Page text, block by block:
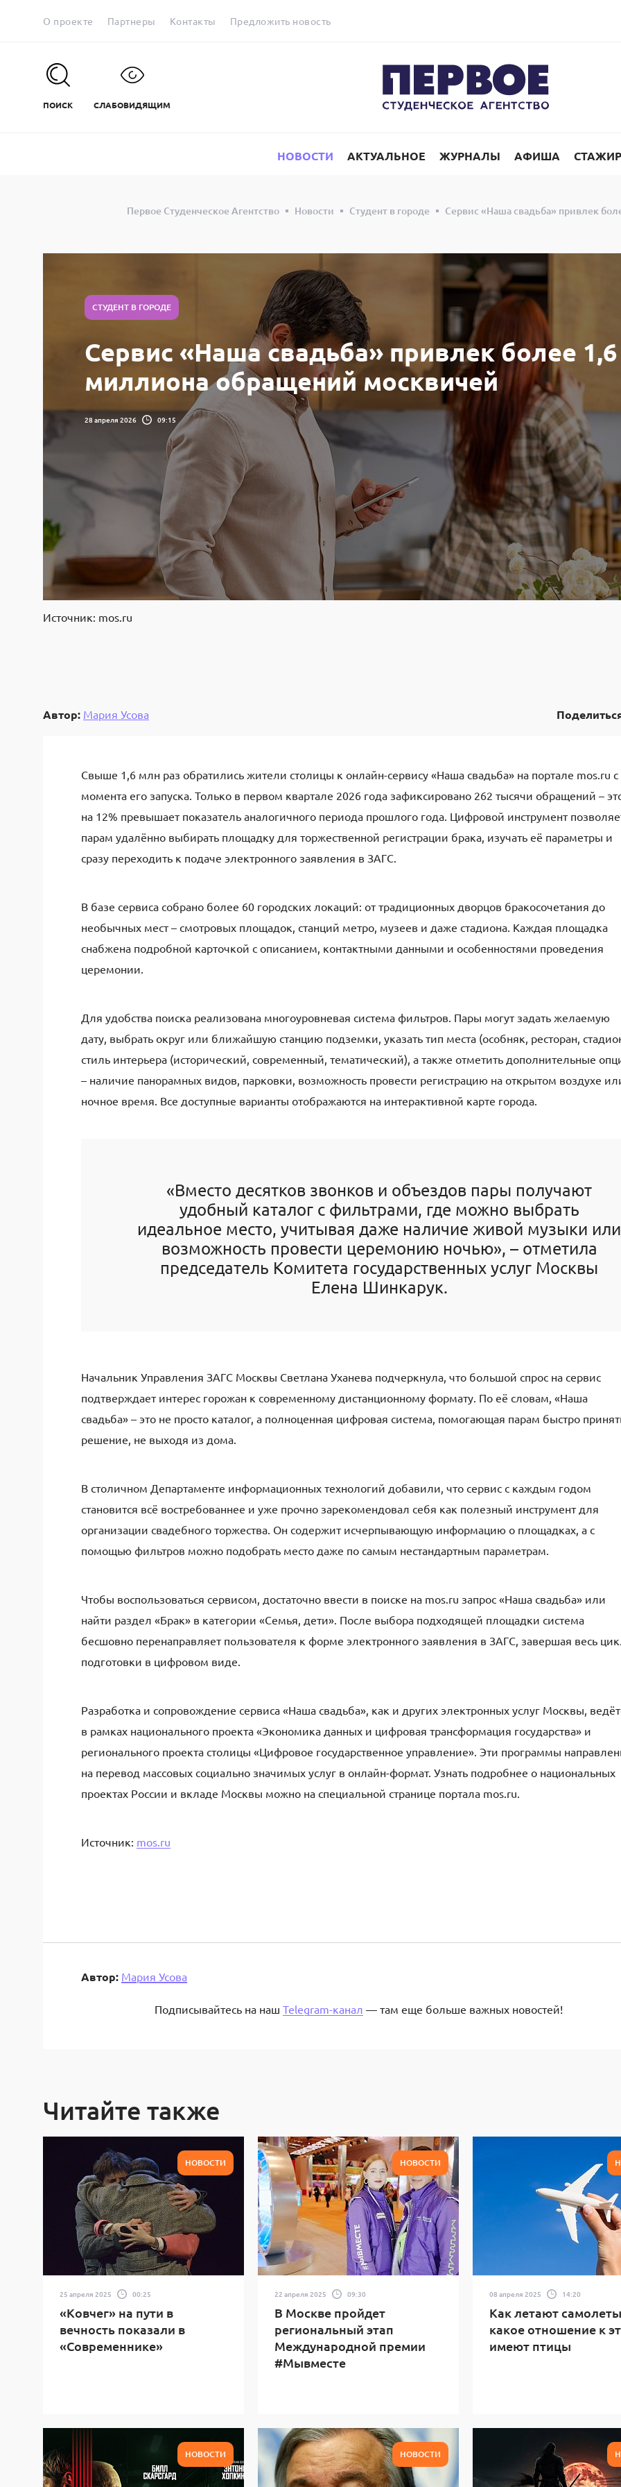
О проекте Партнеры Контакты Предложить новость
ПОИСК СЛАБОВИДЯЩИМ
НОВОСТИ АКТУАЛЬНОЕ ЖУРНАЛЫ АФИША
Первое Студенческое Агентство Новости Студент в городе Сервис «Наша свадьба» привлек
СТУДЕНТ В ГОРОДЕ
Сервис «Наша свадьба» привлек более 1,6
миллиона обращений москвичей
28 апреля 2026 09:15
Источник: mos.ru
Автор: Мария Усова
Свыше 1,6 млн раз обратились жители столицы к онлайн-сервису «Наша свадьба» на портале mos.ru с
момента его запуска. Только в первом квартале 2026 года зафиксировано 262 тысячи обращений –
на 12% превышает показатель аналогичного периода прошлого года. Цифровой инструмент
парам удалённо выбирать площадку для торжественной регистрации брака, изучать её параметры и
сразу переходить к подаче электронного заявления в ЗАГС.
В базе сервиса собрано более 60 городских локаций: от традиционных дворцов бракосочетания до
необычных мест – смотровых площадок, станций метро, музеев и даже стадиона. Каждая площадка
снабжена подробной карточкой с описанием, контактными данными и особенностями проведения
церемонии.
Для удобства поиска реализована многоуровневая система фильтров. Пары могут задать желаемую
дату, выбрать округ или ближайшую станцию подземки, указать тип места (особняк, ресторан,
стиль интерьера (исторический, современный, тематический), а также отметить дополнительные
– наличие панорамных видов, парковки, возможность провести регистрацию на открытом воздухе
ночное время. Все доступные варианты отображаются на интерактивной карте города.
«Вместо десятков звонков и объездов пары получают
удобный каталог с фильтрами, где можно выбрать
идеальное место, учитывая даже наличие живой музыки или
возможность провести церемонию ночью», – отметила
председатель Комитета государственных услуг Москвы
Елена Шинкарук.
Начальник Управления ЗАГС Москвы Светлана Уханева подчеркнула, что большой спрос на сервис
подтверждает интерес горожан к современному дистанционному формату. По её словам, «Наша
свадьба» – это не просто каталог, а полноценная цифровая система, помогающая парам быстро
решение, не выходя из дома.
В столичном Департаменте информационных технологий добавили, что сервис с каждым годом
становится всё востребованнее и уже прочно зарекомендовал себя как полезный инструмент для
организации свадебного торжества. Он содержит исчерпывающую информацию о площадках, а с
помощью фильтров можно подобрать место даже по самым нестандартным параметрам.
Чтобы воспользоваться сервисом, достаточно ввести в поиске на mos.ru запрос «Наша свадьба» или
найти раздел «Брак» в категории «Семья, дети». После выбора подходящей площадки система
бесшовно перенаправляет пользователя к форме электронного заявления в ЗАГС, завершая весь
подготовки в цифровом виде.
Разработка и сопровождение сервиса «Наша свадьба», как и других электронных услуг Москвы,
в рамках национального проекта «Экономика данных и цифровая трансформация государства» и
регионального проекта столицы «Цифровое государственное управление». Эти программы
на перевод массовых социально значимых услуг в онлайн-формат. Узнать подробнее о национальных
проектах России и вкладе Москвы можно на специальной странице портала mos.ru.
Источник: mos.ru
Автор: Мария Усова
Подписывайтесь на наш Telegram-канал — там еще больше важных новостей!
Читайте также
НОВОСТИ
25 апреля 2025 00:25
«Ковчег» на пути в
вечность показали в
«Современнике»
НОВОСТИ
22 апреля 2025 09:30
В Москве пройдет
региональный этап
Международной премии
#Мывместе
08 апреля 2025 14:20
Как летают
какое отношение к
имеют птицы
НОВОСТИ НОВОСТИ